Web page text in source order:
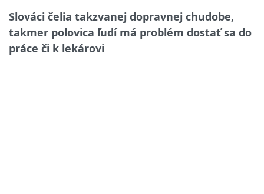
Slováci čelia takzvanej dopravnej chudobe,
takmer polovica ľudí má problém dostať sa do
práce či k lekárovi